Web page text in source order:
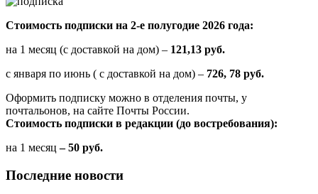
Стоимость подписки на 2-е полугодие 2026 года:
на 1 месяц (с доставкой на дом) – 121,13 руб.
с января по июнь ( с доставкой на дом) – 726, 78 руб.
Оформить подписку можно в отделения почты, у
почтальонов, на сайте Почты России.
Стоимость подписки в редакции (до востребования):
на 1 месяц – 50 руб.
Последние новости